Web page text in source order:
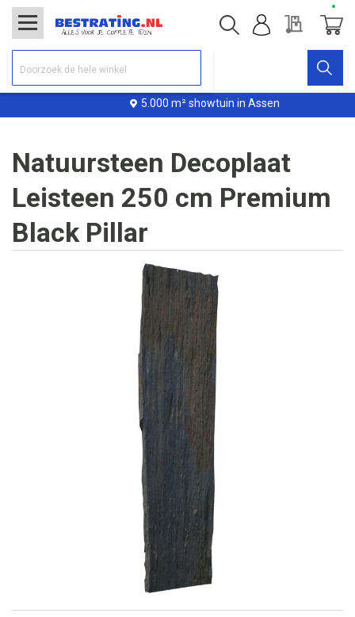
5.000 m² showtuin in Assen
Offerte
Natuursteen Decoplaat
Leisteen 250 cm Premium
Black Pillar
naar